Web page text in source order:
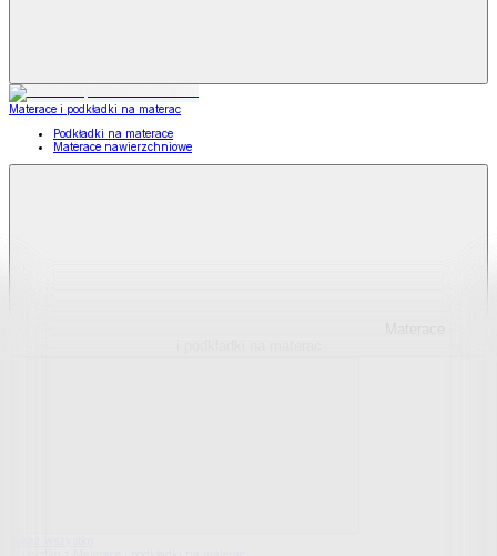
Materace i podkładki na materac
Podkładki na materace
Materace nawierzchniowe